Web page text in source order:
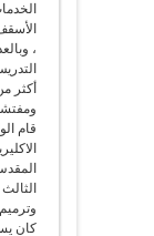
،
قام
كان